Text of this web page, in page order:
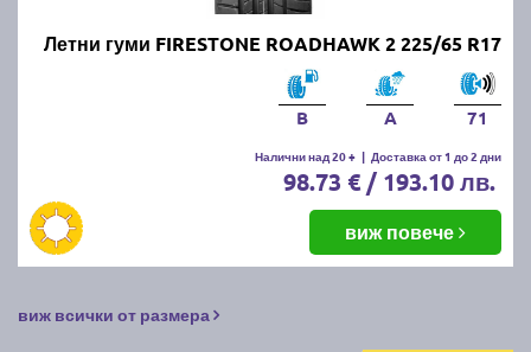
Летни гуми FIRESTONE ROADHAWK 2 225/65 R17
B A 71
Налични над 20 + | Доставка от 1 до 2 дни
98.73 € / 193.10 лв.
виж повече
виж всички от размера